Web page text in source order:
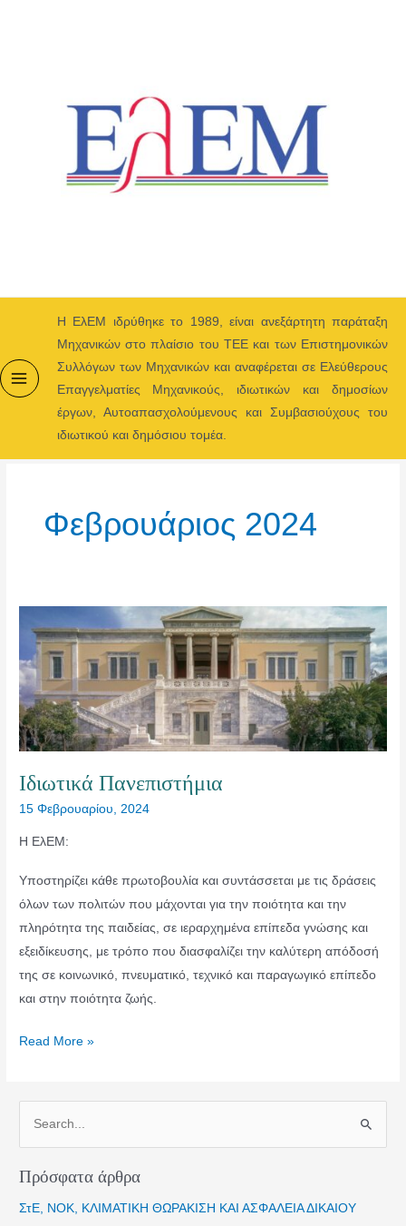
Main
Menu
H ΕλΕΜ ιδρύθηκε το 1989, είναι ανεξάρτητη παράταξη
Μηχανικών στο πλαίσιο του ΤΕΕ και των Επιστημονικών
Συλλόγων των Μηχανικών και αναφέρεται σε Ελεύθερους
Επαγγελματίες Μηχανικούς, ιδιωτικών και δημοσίων
έργων, Αυτοαπασχολούμενους και Συμβασιούχους του
ιδιωτικού και δημόσιου τομέα.
Φεβρουάριος 2024
Ιδιωτικά Πανεπιστήμια
15 Φεβρουαρίου, 2024
Η ΕλΕΜ:
Yποστηρίζει κάθε πρωτοβουλία και συντάσσεται με τις δράσεις
όλων των πολιτών που μάχονται για την ποιότητα και την
πληρότητα της παιδείας, σε ιεραρχημένα επίπεδα γνώσης και
εξειδίκευσης, με τρόπο που διασφαλίζει την καλύτερη απόδοσή
της σε κοινωνικό, πνευματικό, τεχνικό και παραγωγικό επίπεδο
και στην ποιότητα ζωής.
Ιδιωτικά
Read More »
ζ
ή
Πρόσφατα άρθρα
ΣτΕ, ΝΟΚ, ΚΛΙΜΑΤΙΚΗ ΘΩΡΑΚΙΣΗ ΚΑΙ ΑΣΦΑΛΕΙΑ ΔΙΚΑΙΟΥ